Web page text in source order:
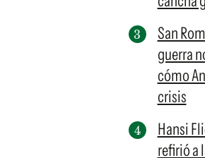
San
guerra
cómo
crisis
Hansi
refirió a